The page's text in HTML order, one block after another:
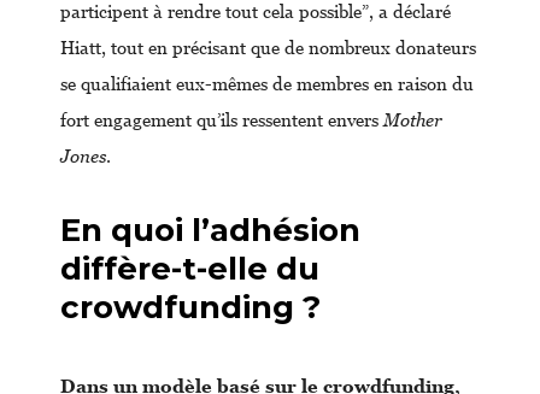
participent à rendre tout cela possible”, a déclaré
Hiatt, tout en précisant que de nombreux donateurs
se qualifiaient eux-mêmes de membres en raison du
fort engagement qu’ils ressentent envers Mother
Jones.
En quoi l’adhésion
diffère-t-elle du
crowdfunding ?
Dans un modèle basé sur le crowdfunding,